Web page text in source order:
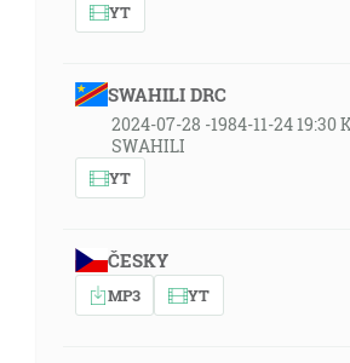
YT
SWAHILI DRC
2024-07-28 -1984-11-24 19:30
SWAHILI
YT
ČESKY
MP3 YT